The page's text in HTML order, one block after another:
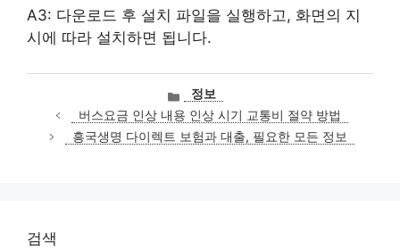
A3: 다운로드 후 설치 파일을 실행하고, 화면의 지
시에 따라 설치하면 됩니다.
카
테
고
리
정보
버스요금 인상 내용 인상 시기 교통비 절약 방법
흥국생명 다이렉트 보험과 대출, 필요한 모든 정보
검색